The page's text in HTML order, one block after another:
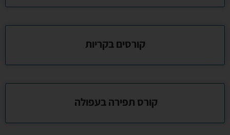
קורסים בקריות
קורס תפירה בעפולה